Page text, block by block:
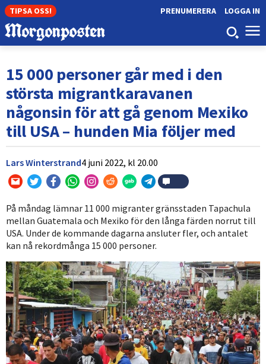
TIPSA OSS! LOGGA IN
PRENUMERERA
15 000 personer går med i den
största migrantkaravanen
någonsin för att gå genom Mexiko
till USA – hunden Mia följer med
Lars Winterstrand4 juni 2022, kl 20.00
På måndag lämnar 11 000 migranter gränsstaden Tapachula
mellan Guatemala och Mexiko för den långa färden norrut till
USA. Under de kommande dagarna ansluter fler, och antalet
kan nå rekordmånga 15 000 personer.